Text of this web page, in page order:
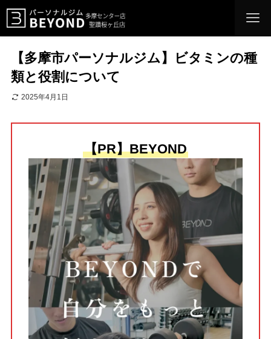
【多摩市パーソナルジム】ビタミンの種
類と役割について
2025年4月1日
【PR】BEYOND